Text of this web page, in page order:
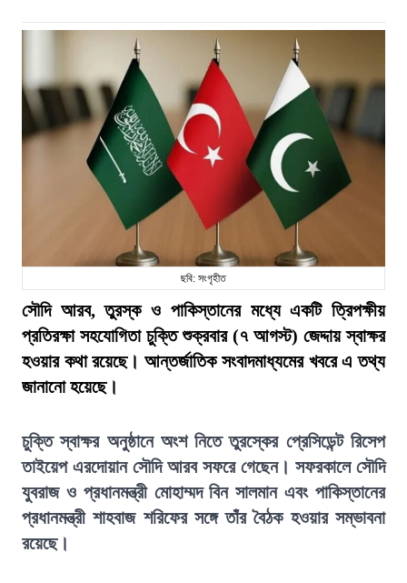
ছবি: সংগৃহীত
সৌদি আরব, তুরস্ক ও পাকিস্তানের মধ্যে একটি ত্রিপক্ষীয়
প্রতিরক্ষা সহযোগিতা চুক্তি শুক্রবার (৭ আগস্ট) জেদ্দায় স্বাক্ষর
হওয়ার কথা রয়েছে। আন্তর্জাতিক সংবাদমাধ্যমের খবরে এ তথ্য
জানানো হয়েছে।
চুক্তি স্বাক্ষর অনুষ্ঠানে অংশ নিতে তুরস্কের প্রেসিডেন্ট রিসেপ
তাইয়েপ এরদোয়ান সৌদি আরব সফরে গেছেন। সফরকালে সৌদি
যুবরাজ ও প্রধানমন্ত্রী মোহাম্মদ বিন সালমান এবং পাকিস্তানের
প্রধানমন্ত্রী শাহবাজ শরিফের সঙ্গে তাঁর বৈঠক হওয়ার সম্ভাবনা
রয়েছে।